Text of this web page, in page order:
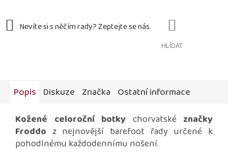
HLÍDAT
Popis Diskuze Značka Ostatní informace
Kožené celoroční botky chorvatské značky
Froddo z nejnovější barefoot řady určené k
pohodlnému každodennímu nošení.